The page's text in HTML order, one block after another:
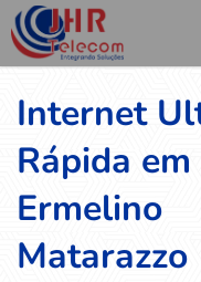
Internet
Rápida em
Ermelino
Matarazzo